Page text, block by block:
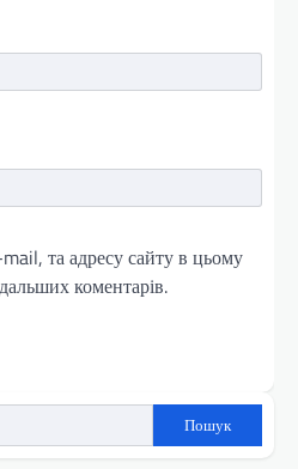
та адресу сайту в цьому
коментарів.
Пошук